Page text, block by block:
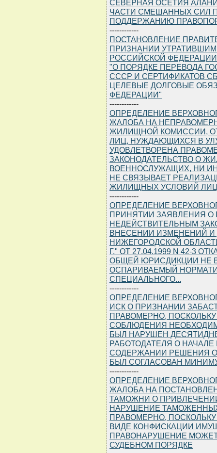
СЕВЕРНАЯ ОСЕТИЯ
ЧАСТИ СМЕШАННЫХ СИЛ
ПОДДЕРЖАНИЮ
------------
ПОСТАНОВЛЕНИЕ
ПРИЗНАНИИ
РОССИЙСКОЙ
"О ПОРЯДКЕ ПЕРЕВОДА
СССР И СЕРТИФИКАТОВ
ЦЕЛЕВЫЕ ДОЛГОВЫЕ
ФЕДЕРАЦИИ"
------------
ОПРЕДЕЛЕНИЕ
ЖАЛОБА НА
ЖИЛИЩНОЙ КОМИССИИ,
ЛИЦ, НУЖДАЮЩИХСЯ В
УДОВЛЕТВОРЕНА
ЗАКОНОДАТЕЛЬСТВО О
ВОЕННОСЛУЖАЩИХ, НИ
НЕ СВЯЗЫВАЕТ
ЖИЛИЩНЫХ УСЛОВИЙ
------------
ОПРЕДЕЛЕНИЕ
ПРИНЯТИИ ЗАЯВЛЕНИЯ
НЕДЕЙСТВИТЕЛЬНЫМ
ВНЕСЕНИИ ИЗМЕНЕНИЙ
НИЖЕГОРОДСКОЙ
Г." ОТ 27.04.1999 N 42-3
ОБЩЕЙ ЮРИСДИКЦИИ НЕ
ОСПАРИВАЕМЫЙ
СПЕЦИАЛЬНОГО...
------------
ОПРЕДЕЛЕНИЕ
ИСК О ПРИЗНАНИИ
ПРАВОМЕРНО,
СОБЛЮДЕНИЯ
БЫЛ НАРУШЕН
РАБОТОДАТЕЛЯ О
СОДЕРЖАНИИ РЕШЕНИЯ
БЫЛ СОГЛАСОВАН
------------
ОПРЕДЕЛЕНИЕ
ЖАЛОБА НА
ТАМОЖНИ О
НАРУШЕНИЕ
ПРАВОМЕРНО,
ВИДЕ КОНФИСКАЦИИ
ПРАВОНАРУШЕНИЕ
СУДЕБНОМ ПОРЯДКЕ